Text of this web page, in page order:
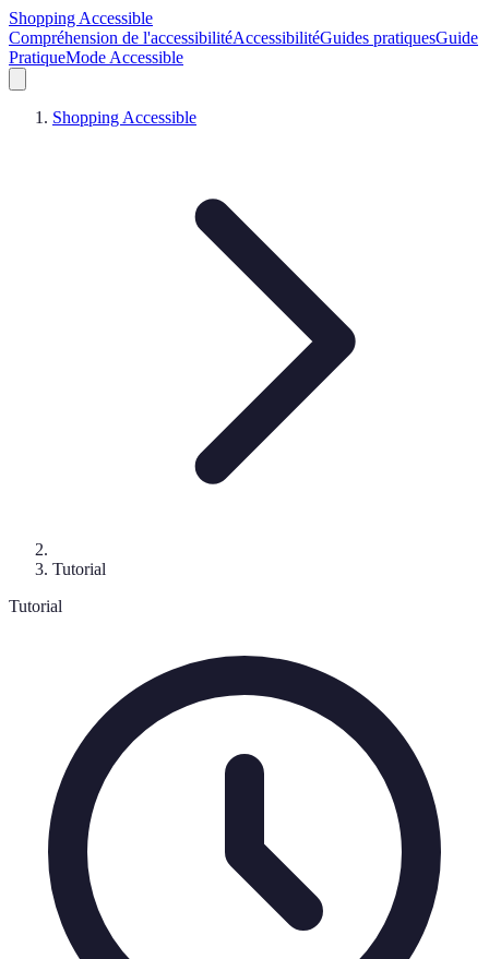
Shopping Accessible
Compréhension de l'accessibilitéAccessibilitéGuides pratiquesGuide
PratiqueMode Accessible
Shopping Accessible
Tutorial
Tutorial